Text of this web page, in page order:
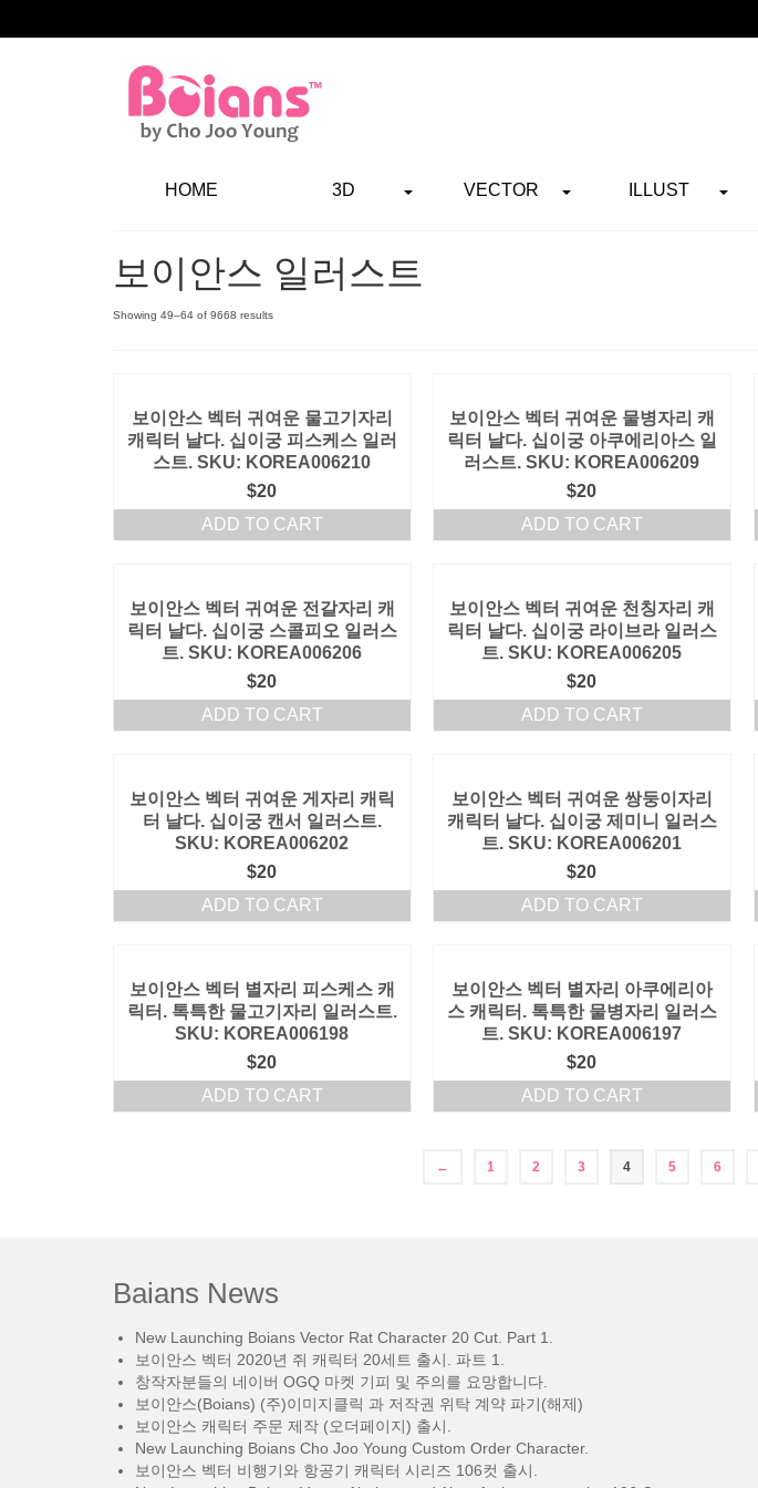
HOME 3D VECTOR ILLUST
보이안스 일러스트
Showing 49–64 of 9668 results
보이안스 벡터 귀여운 물고기자리
캐릭터 날다. 십이궁 피스케스 일러
스트. SKU: KOREA006210
$20
ADD TO CART
보이안스 벡터 귀여운 물병자리 캐
릭터 날다. 십이궁 아쿠에리아스 일
러스트. SKU: KOREA006209
$20
ADD TO CART
보이안스 벡터 귀여운 전갈자리 캐
릭터 날다. 십이궁 스콜피오 일러스
트. SKU: KOREA006206
$20
ADD TO CART
보이안스 벡터 귀여운 천칭자리 캐
릭터 날다. 십이궁 라이브라 일러스
트. SKU: KOREA006205
$20
ADD TO CART
보이안스 벡터 귀여운 게자리 캐릭
터 날다. 십이궁 캔서 일러스트.
SKU: KOREA006202
$20
ADD TO CART
보이안스 벡터 귀여운 쌍둥이자리
캐릭터 날다. 십이궁 제미니 일러스
트. SKU: KOREA006201
$20
ADD TO CART
보이안스 벡터 별자리 피스케스 캐
릭터. 톡특한 물고기자리 일러스트.
SKU: KOREA006198
$20
ADD TO CART
보이안스 벡터 별자리 아쿠에리아
스 캐릭터. 톡특한 물병자리 일러스
트. SKU: KOREA006197
$20
ADD TO CART
← 1 2 3 4 5 6
Baians News
New Launching Boians Vector Rat Character 20 Cut. Part 1.
보이안스 벡터 2020년 쥐 캐릭터 20세트 출시. 파트 1.
창작자분들의 네이버 OGQ 마켓 기피 및 주의를 요망합니다.
보이안스(Boians) (주)이미지클릭 과 저작권 위탁 계약 파기(해제)
보이안스 캐릭터 주문 제작 (오더페이지) 출시.
New Launching Boians Cho Joo Young Custom Order Character.
보이안스 벡터 비행기와 항공기 캐릭터 시리즈 106컷 출시.